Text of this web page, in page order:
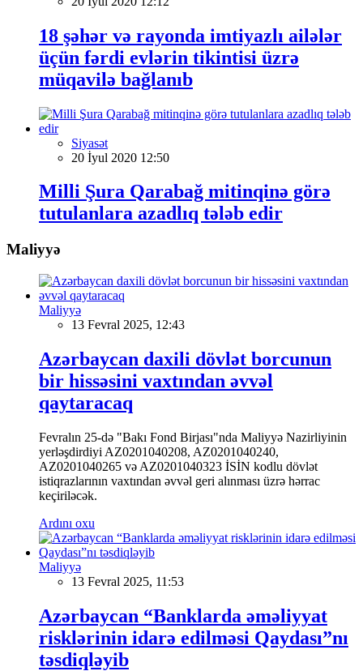
18 şəhər və rayonda imtiyazlı ailələr
üçün fərdi evlərin tikintisi üzrə
müqavilə bağlanıb
Siyasət
20 İyul 2020 12:50
Milli Şura Qarabağ mitinqinə görə
tutulanlara azadlıq tələb edir
Maliyyə
Maliyyə
13 Fevral 2025, 12:43
Azərbaycan daxili dövlət borcunun
bir hissəsini vaxtından əvvəl
qaytaracaq
Fevralın 25-də "Bakı Fond Birjası"nda Maliyyə Nazirliyinin
yerləşdirdiyi AZ0201040208, AZ0201040240,
AZ0201040265 və AZ0201040323 İSİN kodlu dövlət
istiqrazlarının vaxtından əvvəl geri alınması üzrə hərrac
keçiriləcək.
Ardını oxu
Maliyyə
13 Fevral 2025, 11:53
Azərbaycan “Banklarda əməliyyat
risklərinin idarə edilməsi Qaydası”nı
təsdiqləyib